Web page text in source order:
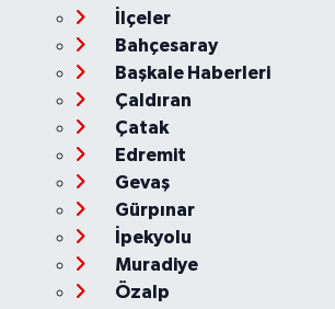
İlçeler
Bahçesaray
Başkale Haberleri
Çaldıran
Çatak
Edremit
Gevaş
Gürpınar
İpekyolu
Muradiye
Özalp